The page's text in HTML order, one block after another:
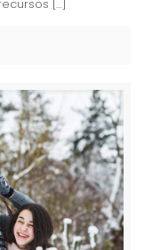
[…]